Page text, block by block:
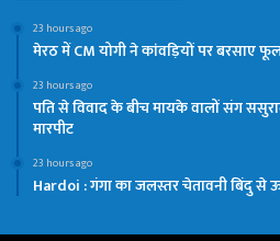
23 hours ago
मेरठ में CM योगी ने कांवड़ियों पर बरसाए
23 hours ago
पति से विवाद के बीच मायके वालों संग
मारपीट
23 hours ago
Hardoi : गंगा का जलस्तर चेतावनी बिंदु से